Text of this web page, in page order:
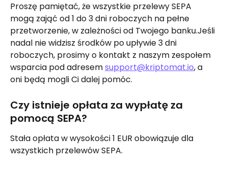
Proszę pamiętać, że wszystkie przelewy SEPA
mogą zająć od 1 do 3 dni roboczych na pełne
przetworzenie, w zależności od Twojego banku.Jeśli
nadal nie widzisz środków po upływie 3 dni
roboczych, prosimy o kontakt z naszym zespołem
wsparcia pod adresem support@kriptomat.io, a
oni będą mogli Ci dalej pomóc.
Czy istnieje opłata za wypłatę za
pomocą SEPA?
Stała opłata w wysokości 1 EUR obowiązuje dla
wszystkich przelewów SEPA.